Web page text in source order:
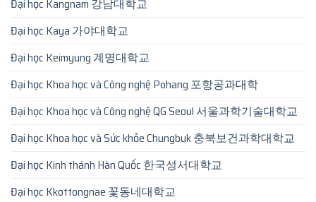
Đại học Kangnam 강남대학교
Đại học Kaya 가야대학교
Đại học Keimyung 계명대학교
Đại học Khoa học và Công nghệ Pohang 포항공과대학
Đại học Khoa học và Công nghệ QG Seoul 서울과학기술대학교
Đại học Khoa học và Sức khỏe Chungbuk 충북보건과학대학교
Đại học Kinh thánh Hàn Quốc 한국성서대학교
Đại học Kkottongnae 꽃동네대학교